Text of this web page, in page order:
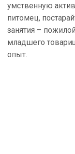
умственную
питомец,
занятия –
младшего
опыт.